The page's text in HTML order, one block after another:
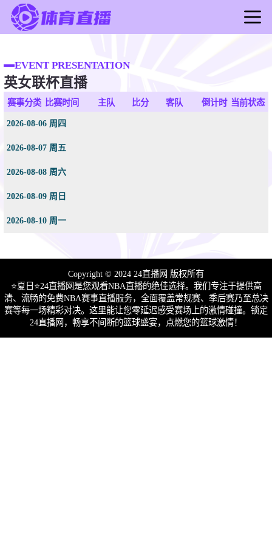
足球直播
篮球直播
足球录像
篮球新闻
EVENT PRESENTATION
英女联杯直播
赛事分类 比赛时间 主队 比分 客队 倒计时 当前状态
2026-08-06 周四
2026-08-07 周五
2026-08-08 周六
2026-08-09 周日
2026-08-10 周一
Copyright © 2024 24直播网 版权所有
⭐️夏日⭐24直播网是您观看NBA直播的绝佳选择。我们专注于提供高
清、流畅的免费NBA赛事直播服务，全面覆盖常规赛、季后赛乃至总决
赛等每一场精彩对决。这里能让您零延迟感受赛场上的激情碰撞。锁定
24直播网，畅享不间断的篮球盛宴，点燃您的篮球激情！